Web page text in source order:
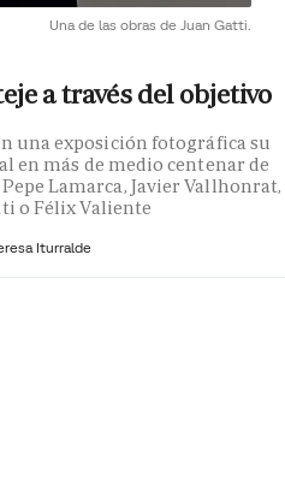
Una de las obras de Juan Gatti.
a través del objetivo
una exposición fotográfica su
en más de medio centenar de
Lamarca, Javier Vallhonrat,
o Félix Valiente
Iturralde